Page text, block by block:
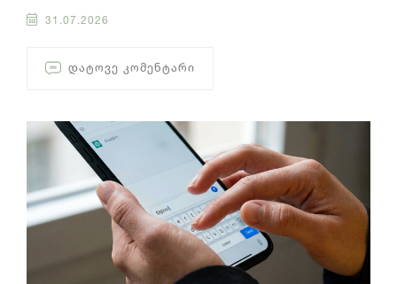
31.07.2026
ᲓᲐᲢᲝᲕᲔ ᲙᲝᲛᲔᲜᲢᲐᲠᲘ